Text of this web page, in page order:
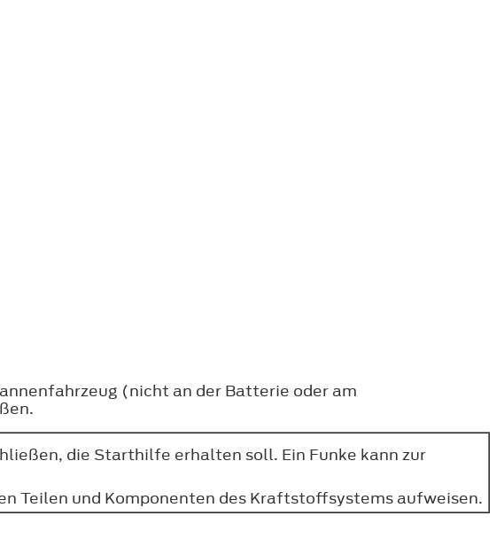
(nicht an der Batterie oder am
die Starthilfe erhalten soll. Ein Funke kann zur
Teilen und Komponenten des Kraftstoffsystems aufweisen.